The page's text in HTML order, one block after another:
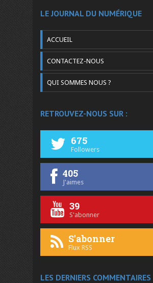
LE JOURNAL DU NUMÉRIQUE
ACCUEIL
CONTACTEZ-NOUS
QUI SOMMES NOUS ?
RETROUVEZ-NOUS SUR :
675
Followers
405
J'aimes
39
S'abonner
S'abonner
Flux RSS
LES DERNIERS COMMENTAIRES